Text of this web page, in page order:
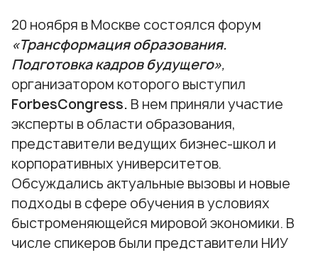
20 ноября в Москве состоялся форум
«Трансформация образования.
Подготовка кадров будущего»,
организатором которого выступил
ForbesСongress. В нем приняли участие
эксперты в области образования,
представители ведущих бизнес-школ и
корпоративных университетов.
Обсуждались актуальные вызовы и новые
подходы в сфере обучения в условиях
быстроменяющейся мировой экономики. В
числе спикеров были представители НИУ